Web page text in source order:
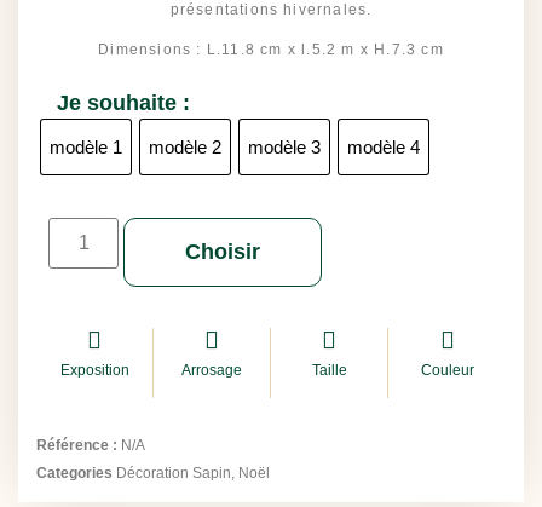
présentations hivernales.
Dimensions : L.11.8 cm x l.5.2 m x H.7.3 cm
Je souhaite :
modèle 1 modèle 2 modèle 3 modèle 4
Choisir
Exposition Arrosage Taille Couleur
Référence : N/A
Categories Décoration Sapin, Noël